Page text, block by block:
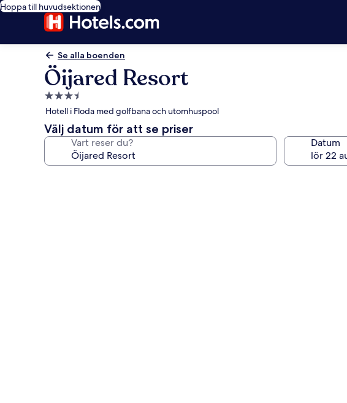
Hoppa till huvudsektionen
Se alla boenden
Öijared Resort
3.5-
stjärnigt
boende
Hotell i Floda med golfbana och utomhuspool
Välj datum för att se priser
Vart reser du? Datum